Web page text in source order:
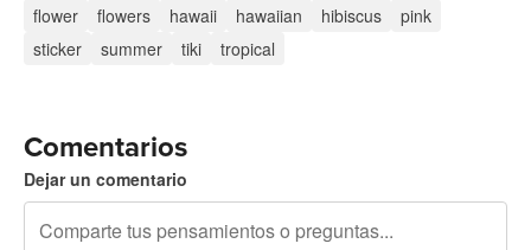
flower flowers hawaii hawaiian hibiscus
pink
sticker
summer tiki tropical
Comentarios
Dejar un comentario